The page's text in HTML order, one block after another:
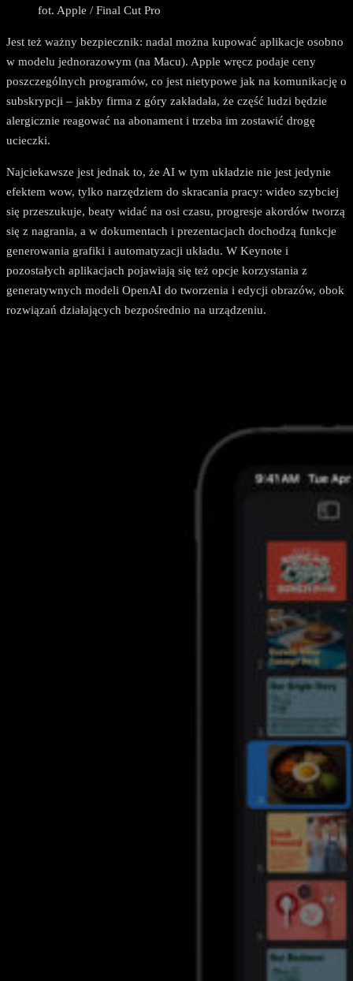
fot. Apple / Final Cut Pro
Jest też ważny bezpiecznik: nadal można kupować aplikacje osobno
w modelu jednorazowym (na Macu). Apple wręcz podaje ceny
poszczególnych programów, co jest nietypowe jak na komunikację o
subskrypcji – jakby firma z góry zakładała, że część ludzi będzie
alergicznie reagować na abonament i trzeba im zostawić drogę
ucieczki.
Najciekawsze jest jednak to, że AI w tym układzie nie jest jedynie
efektem wow, tylko narzędziem do skracania pracy: wideo szybciej
się przeszukuje, beaty widać na osi czasu, progresje akordów tworzą
się z nagrania, a w dokumentach i prezentacjach dochodzą funkcje
generowania grafiki i automatyzacji układu. W Keynote i
pozostałych aplikacjach pojawiają się też opcje korzystania z
generatywnych modeli OpenAI do tworzenia i edycji obrazów, obok
rozwiązań działających bezpośrednio na urządzeniu.